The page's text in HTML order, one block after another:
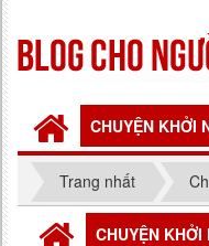
CHUYỆN KHỞI
Trang nhất
CHUYỆN KHỞI